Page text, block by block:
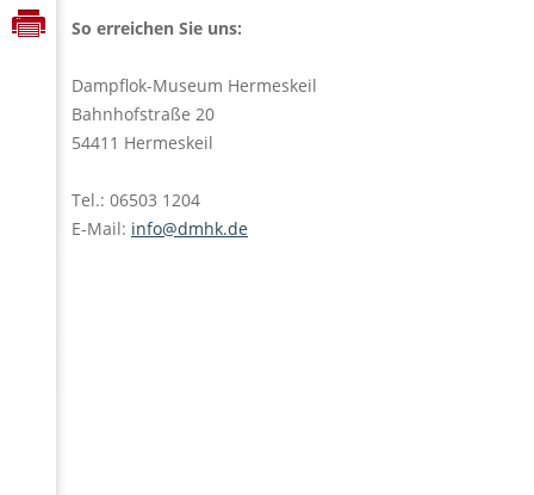
So erreichen Sie uns:
Dampflok-Museum Hermeskeil
Bahnhofstraße 20
54411 Hermeskeil
Tel.: 06503 1204
E-Mail: info@dmhk.de